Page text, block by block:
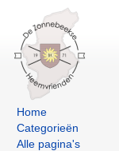
Home
Categorieën
Alle pagina's